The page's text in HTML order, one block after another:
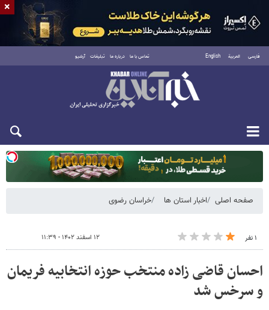
فارسی العربية English تماس با ما درباره ما تبلیغات آرشیو
یکشنبه ۱۸ مرداد ۱۴۰۵
صفحه اصلی اخبار استان ها خراسان رضوی
۱ نفر ۱۲ اسفند ۱۴۰۲ - ۱۱:۳۹
احسان قاضی زاده منتخب حوزه انتخابیه فریمان
و سرخس شد
×